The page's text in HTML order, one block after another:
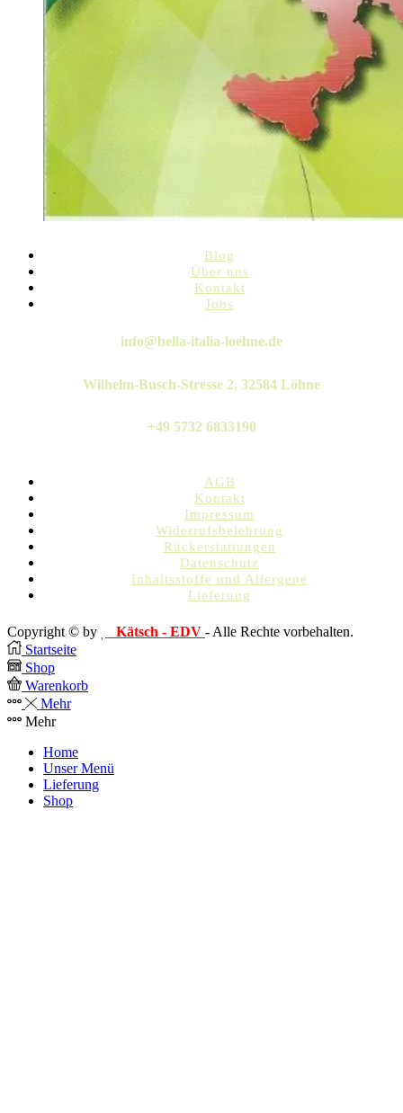
Blog
Über uns
Kontakt
Jobs
Twitter
Instagram
Pinterest
Linkedin
Whatsapp
info@bella-italia-loehne.de
Wilhelm-Busch-Stresse 2, 32584 Löhne
+49 5732 6833190
AGB
Kontakt
Impressum
Widerrufsbelehrung
Rückerstattungen
Datenschutz
Inhaltsstoffe und Allergene
Lieferung
Copyright © by Kätsch - EDV - Alle Rechte vorbehalten.
Startseite
Shop
Warenkorb
Mehr
Mehr
Home
Unser Menü
Lieferung
Shop